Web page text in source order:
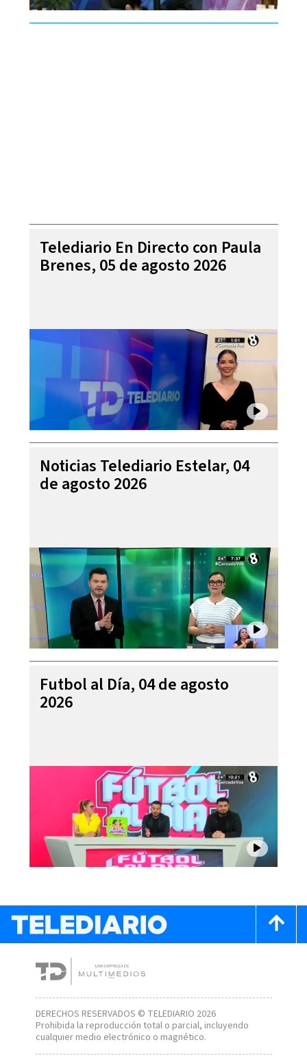
Telediario En Directo con Paula
Brenes, 05 de agosto 2026
Noticias Telediario Estelar, 04
de agosto 2026
Futbol al Día, 04 de agosto
2026
DERECHOS RESERVADOS © TELEDIARIO 2026
Prohibida la reproducción total o parcial, incluyendo
cualquier medio electrónico o magnético.